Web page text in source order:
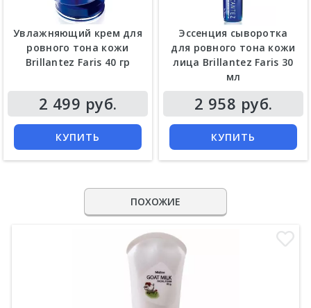
Увлажняющий крем для
ровного тона кожи
Brillantez Faris 40 гр
2 499 руб.
КУПИТЬ
Эссенция сыворотка
для ровного тона кожи
лица Brillantez Faris 30
мл
2 958 руб.
КУПИТЬ
ПОХОЖИЕ